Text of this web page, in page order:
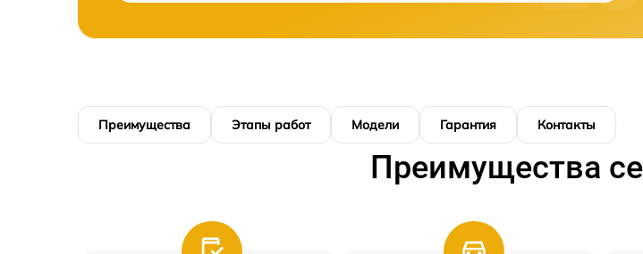
Преимущества Этапы работ Модели Гарантия Контакты
Преимущества